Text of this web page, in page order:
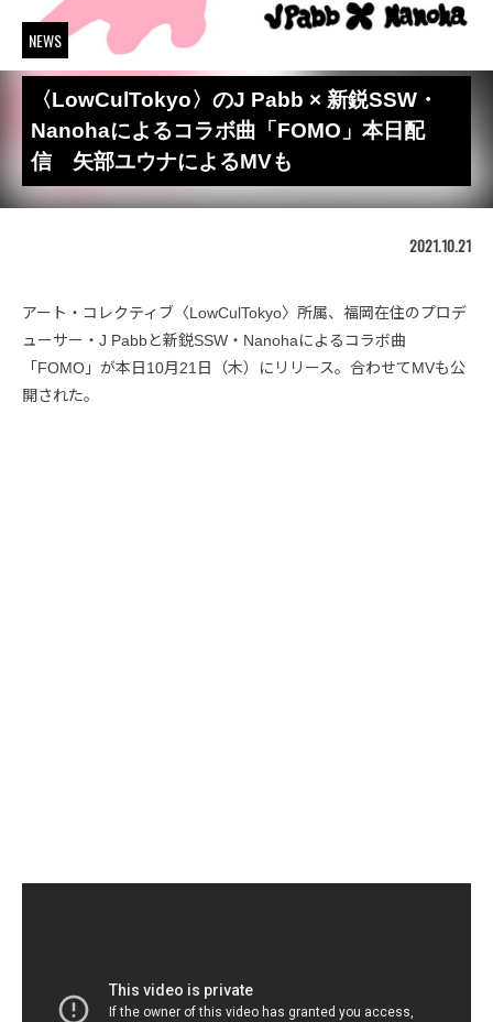
NEWS
〈LowCulTokyo〉のJ Pabb × 新鋭SSW・
Nanohaによるコラボ曲「FOMO」本日配
信 矢部ユウナによるMVも
2021.10.21
アート・コレクティブ〈LowCulTokyo〉所属、福岡在住のプロデ
ューサー・J Pabbと新鋭SSW・Nanohaによるコラボ曲
「FOMO」が本日10月21日（木）にリリース。合わせてMVも公
開された。